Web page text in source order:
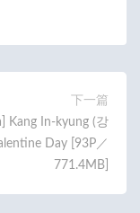
下一篇
Kang In-kyung (강
Day [93P／
771.4MB]